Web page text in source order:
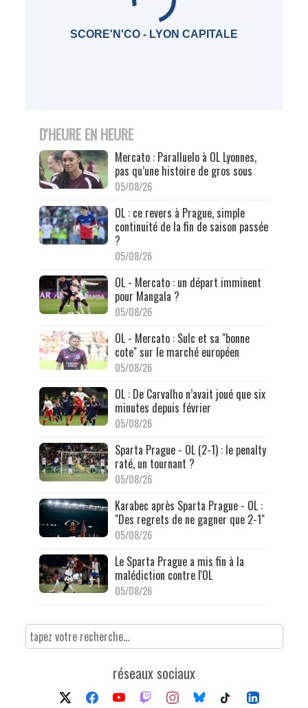
SCORE'N'CO - LYON CAPITALE
D'HEURE EN HEURE
Mercato : Paralluelo à OL Lyonnes,
pas qu’une histoire de gros sous
05/08/26
OL : ce revers à Prague, simple
continuité de la fin de saison passée
?
05/08/26
OL - Mercato : un départ imminent
pour Mangala ?
05/08/26
OL - Mercato : Sulc et sa "bonne
cote" sur le marché européen
05/08/26
OL : De Carvalho n’avait joué que six
minutes depuis février
05/08/26
Sparta Prague - OL (2-1) : le penalty
raté, un tournant ?
05/08/26
Karabec après Sparta Prague - OL :
"Des regrets de ne gagner que 2-1"
05/08/26
Le Sparta Prague a mis fin à la
malédiction contre l'OL
05/08/26
réseaux sociaux